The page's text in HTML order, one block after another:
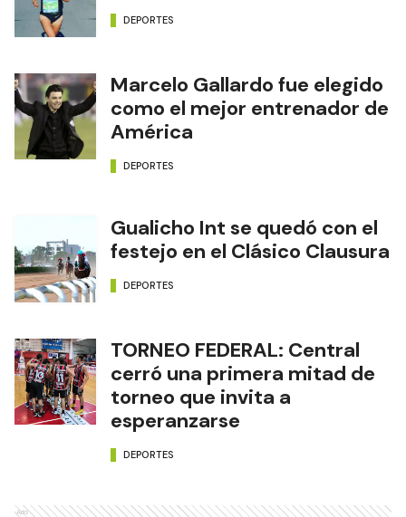
DEPORTES
Marcelo Gallardo fue elegido
como el mejor entrenador de
América
DEPORTES
Gualicho Int se quedó con el
festejo en el Clásico Clausura
DEPORTES
TORNEO FEDERAL: Central
cerró una primera mitad de
torneo que invita a
esperanzarse
DEPORTES
Ads